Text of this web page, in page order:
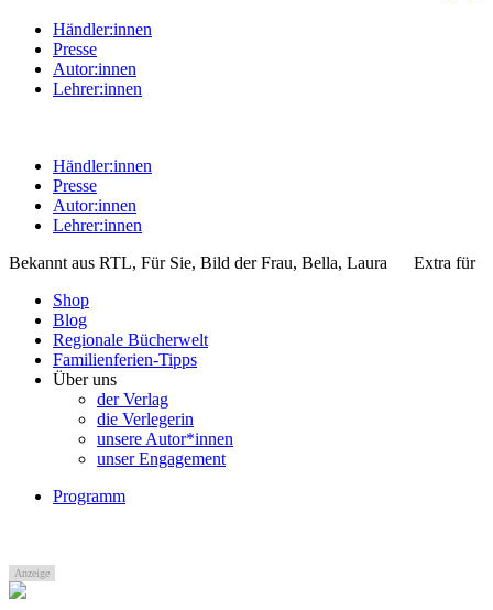
Händler:innen
Presse
Autor:innen
Lehrer:innen
Händler:innen
Presse
Autor:innen
Lehrer:innen
Bekannt aus RTL, Für Sie, Bild der Frau, Bella, Laura Extra für
Shop
Blog
Regionale Bücherwelt
Familienferien-Tipps
Über uns
der Verlag
die Verlegerin
unsere Autor*innen
unser Engagement
Programm
Anzeige